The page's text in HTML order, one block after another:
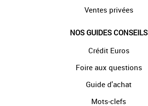
Ventes privées
NOS GUIDES CONSEILS
Crédit Euros
Foire aux questions
Guide d'achat
Mots-clefs